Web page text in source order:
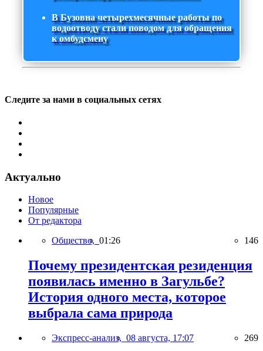
В Бузовна четырехмесячные работы по
водоотводу стали поводом для обращения
к омбудсмену
Следите за нами в социальных сетях
Актуально
Новое
Популярные
От редактора
Общество, 01:26 146
Почему президентская резиденция
появилась именно в Загульбе?
История одного места, которое
выбрала сама природа
Экспресс-анализ, 08 августа, 17:07 269